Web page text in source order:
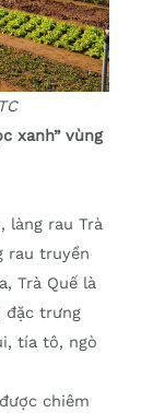
xanh” vùng
làng rau Trà
rau truyền
Trà Quế là
đặc trưng
tía tô, ngò
chiêm